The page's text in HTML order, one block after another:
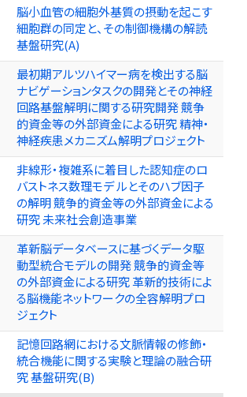
脳小血管の細胞外基質の摂動を起こす
細胞群の同定と、その制御機構の解読
基盤研究(A)
最初期アルツハイマー病を検出する脳
ナビゲーションタスクの開発とその神経
回路基盤解明に関する研究開発 競争
的資金等の外部資金による研究 精神・
神経疾患メカニズム解明プロジェクト
非線形・複雑系に着目した認知症のロ
バストネス数理モデ ルとそのハブ因子
の解明 競争的資金等の外部資金による
研究 未来社会創造事業
革新脳データベースに基づくデータ駆
動型統合モデルの開発 競争的資金等
の外部資金による研究 革新的技術によ
る脳機能ネットワークの全容解明プロ
ジェクト
記憶回路網における文脈情報の修飾・
統合機能に関する実験と理論の融合研
究 基盤研究(B)